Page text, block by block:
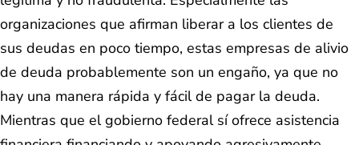
organizaciones que afirman liberar a los clientes de
sus deudas en poco tiempo, estas empresas de alivio
de deuda probablemente son un engaño, ya que no
hay una manera rápida y fácil de pagar la deuda.
Mientras que el gobierno federal sí ofrece asistencia